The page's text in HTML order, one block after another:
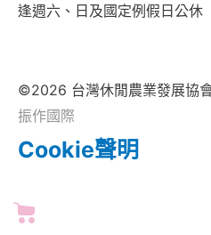
逢週六、日及國定例假日公休
©2026 台灣休閒農業發展協
振作國際
Cookie聲明